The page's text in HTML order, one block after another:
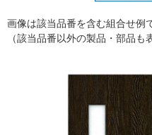
画像は該当品番を含む組合せ例
（該当品番以外の製品・部品も